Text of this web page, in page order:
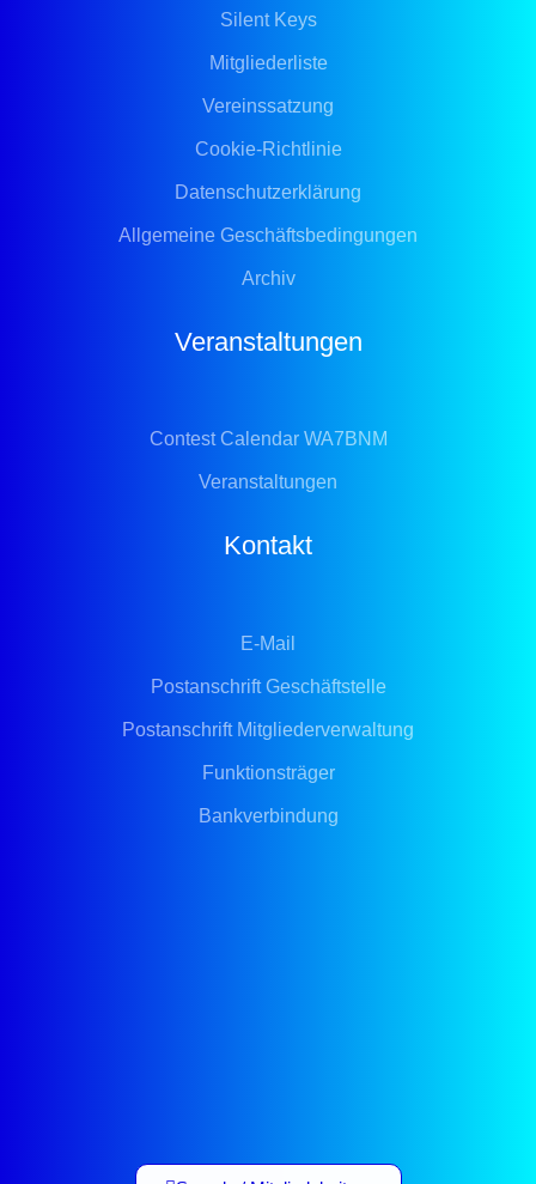
Silent Keys
Mitgliederliste
Vereinssatzung
Cookie-Richtlinie
Datenschutzerklärung
Allgemeine Geschäftsbedingungen
Archiv
Veranstaltungen
Contest Calendar WA7BNM
Veranstaltungen
Kontakt
E-Mail
Postanschrift Geschäftstelle
Postanschrift Mitgliederverwaltung
Funktionsträger
Bankverbindung